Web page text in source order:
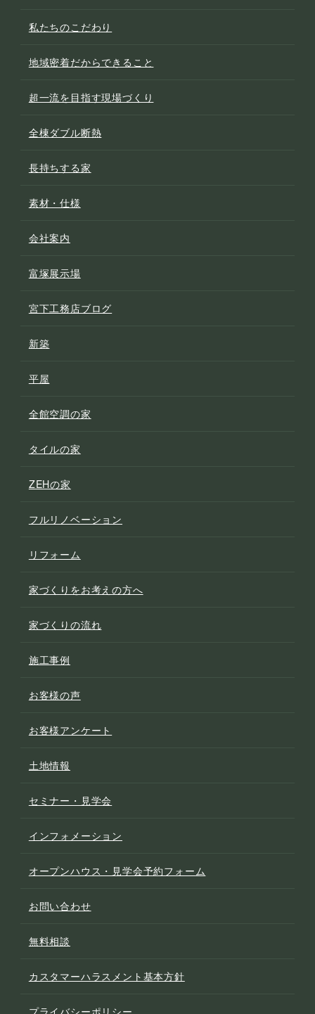
私たちのこだわり
地域密着だからできること
超一流を目指す現場づくり
全棟ダブル断熱
長持ちする家
素材・仕様
会社案内
富塚展示場
宮下工務店ブログ
新築
平屋
全館空調の家
タイルの家
ZEHの家
フルリノベーション
リフォーム
家づくりをお考えの方へ
家づくりの流れ
施工事例
お客様の声
お客様アンケート
土地情報
セミナー・見学会
インフォメーション
オープンハウス・見学会予約フォーム
お問い合わせ
無料相談
カスタマーハラスメント基本方針